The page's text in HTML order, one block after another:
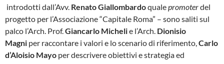
introdotti dall’Avv. Renato Giallombardoqualepromoterdel
progetto per l’Associazione “Capitale Roma” – sono saliti sul
palco l’Arch. Prof. Giancarlo Michelie l’Arch. Dionisio
Magni per raccontare i valori e lo scenario di riferimento, Carlo
d’Aloisio Mayo per descrivere obiettivi e strategia ed